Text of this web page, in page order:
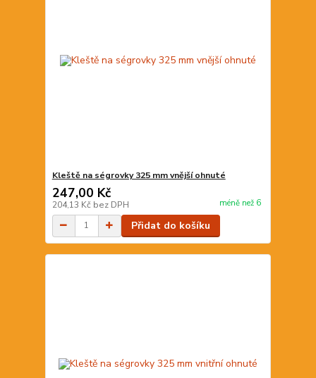
Kleště na ségrovky 325 mm vnější ohnuté
247,00 Kč
204,13 Kč bez DPH méně než 6
Přidat do košíku